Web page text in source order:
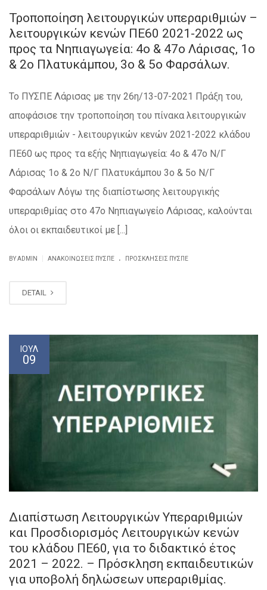
Τροποποίηση λειτουργικών υπεραριθμιών –
λειτουργικών κενών ΠΕ60 2021-2022 ως
προς τα Νηπιαγωγεία: 4ο & 47ο Λάρισας, 1ο
& 2ο Πλατυκάμπου, 3ο & 5ο Φαρσάλων.
Το ΠΥΣΠΕ Λάρισας με την 26η/13-07-2021 Πράξη του,
αποφάσισε την τροποποίηση του πίνακα λειτουργικών
υπεραριθμιών - λειτουργικών κενών 2021-2022 κλάδου
ΠΕ60 ως προς τα εξής Νηπιαγωγεία: 4ο & 47ο Ν/Γ
Λάρισας 1ο & 2ο Ν/Γ Πλατυκάμπου 3ο & 5ο Ν/Γ
Φαρσάλων Λόγω της διαπίστωσης λειτουργικής
υπεραριθμίας στο 47ο Νηπιαγωγείο Λάρισας, καλούνται
όλοι οι εκπαιδευτικοί με [...]
BY ADMIN ΑΝΑΚΟΙΝΏΣΕΙΣ ΠΥΣΠΕ . ΠΡΟΣΚΛΉΣΕΙΣ ΠΥΣΠΕ
DETAIL
ΙΟΎΛ
09
Διαπίστωση Λειτουργικών Υπεραριθμιών
και Προσδιορισμός Λειτουργικών κενών
του κλάδου ΠΕ60, για το διδακτικό έτος
2021 – 2022. – Πρόσκληση εκπαιδευτικών
για υποβολή δηλώσεων υπεραριθμίας.